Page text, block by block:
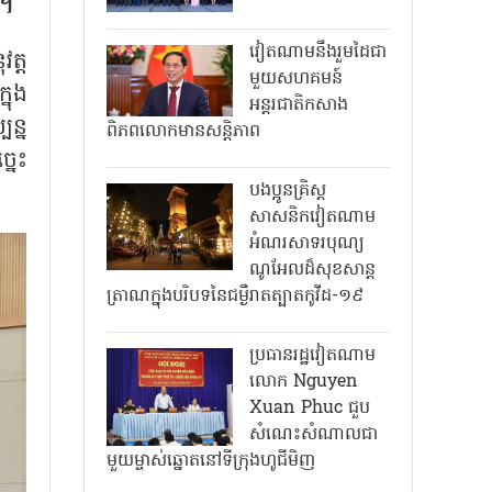
ត
ង
ន
ះ
វៀតណាមនឹងរួមដៃជា
មួយសហគមន៍
អន្តរជាតិកសាង
ពិភពលោកមានសន្តិភាព
បងប្អូនគ្រិស្ត
សាសនិកវៀតណាម
អំណរសាទរបុណ្យ
ណូអែលដ៏សុខសាន្ត
ត្រាណក្នុងបរិបទនៃជម្ងឺរាតត្បាតកូវីដ-១៩
ប្រធានរដ្ឋវៀតណាម
លោក Nguyen
Xuan Phuc ជួប
សំណេះសំណាលជា
មួយម្ចាស់ឆ្នោតនៅទីក្រុងហូជីមិញ